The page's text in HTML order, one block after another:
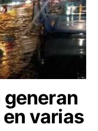
generan
varias